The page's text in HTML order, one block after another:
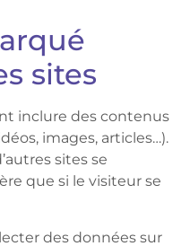
sites
inclure des contenus
images, articles…).
sites se
que si le visiteur se
des données sur